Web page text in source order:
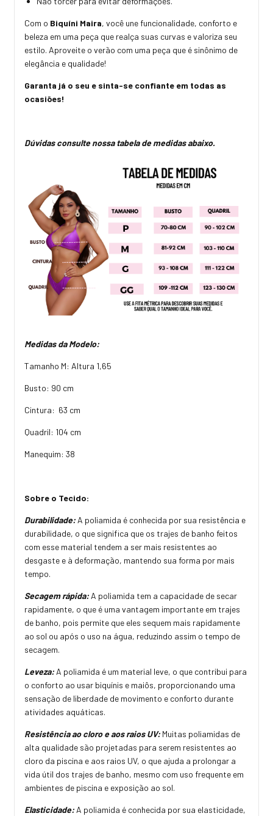
Com o Biquíni Maira, você une funcionalidade, conforto e
beleza em uma peça que realça suas curvas e valoriza seu
estilo. Aproveite o verão com uma peça que é sinônimo de
elegância e qualidade!
Garanta já o seu e sinta-se confiante em todas as
ocasiões!
Dúvidas consulte nossa tabela de medidas abaixo.
Medidas da Modelo:
Tamanho M: Altura 1,65
Busto: 90 cm
Cintura: 63 cm
Quadril: 104 cm
Manequim: 38
Sobre o Tecido:
Durabilidade: A poliamida é conhecida por sua resistência e
durabilidade, o que significa que os trajes de banho feitos
com esse material tendem a ser mais resistentes ao
desgaste e à deformação, mantendo sua forma por mais
tempo.
Secagem rápida: A poliamida tem a capacidade de secar
rapidamente, o que é uma vantagem importante em trajes
de banho, pois permite que eles sequem mais rapidamente
ao sol ou após o uso na água, reduzindo assim o tempo de
secagem.
Leveza: A poliamida é um material leve, o que contribui para
o conforto ao usar biquínis e maiôs, proporcionando uma
sensação de liberdade de movimento e conforto durante
atividades aquáticas.
Resistência ao cloro e aos raios UV: Muitas poliamidas de
alta qualidade são projetadas para serem resistentes ao
cloro da piscina e aos raios UV, o que ajuda a prolongar a
vida útil dos trajes de banho, mesmo com uso frequente em
ambientes de piscina e exposição ao sol.
Elasticidade: A poliamida é conhecida por sua elasticidade,